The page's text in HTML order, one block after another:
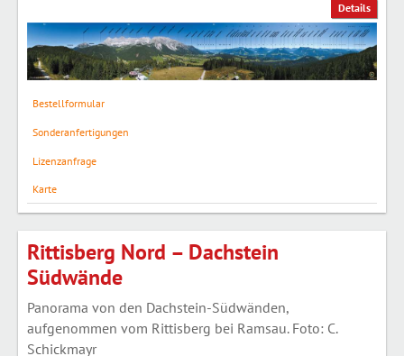
Details
Bestellformular
Sonderanfertigungen
Lizenzanfrage
Karte
Rittisberg Nord – Dachstein
Südwände
Panorama von den Dachstein-Südwänden,
aufgenommen vom Rittisberg bei Ramsau. Foto: C.
Schickmayr